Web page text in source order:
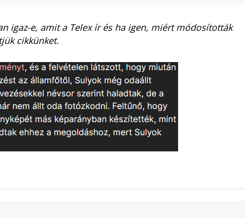
igaz-e, amit a Telex ír és ha igen, miért módosították
cikkünket.